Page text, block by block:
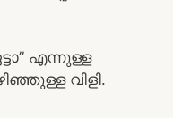
എന്നുള്ള
വിളി.